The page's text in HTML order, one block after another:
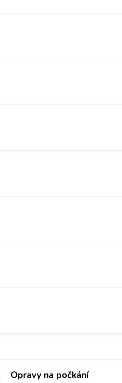
Opravy na počkání